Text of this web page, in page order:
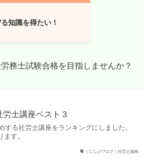
知識を得たい！
労務士試験合格を目指しませんか？
くにしげブログ｜社労士資格
労士講座ベスト３
る社労士講座をランキングにしました。
す。